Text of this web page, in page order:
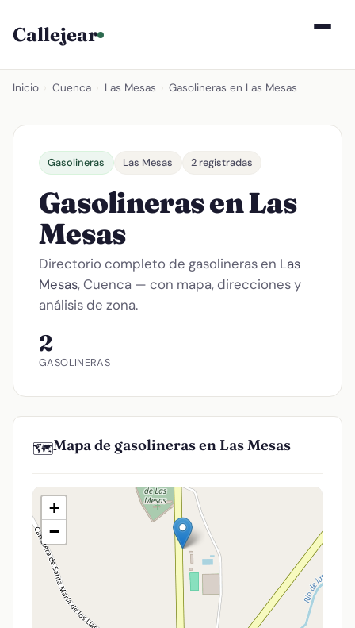
Callejear
Inicio Cuenca Las Mesas Gasolineras en Las Mesas
Gasolineras Las Mesas 2 registradas
Gasolineras en Las
Mesas
Directorio completo de gasolineras en Las
Mesas, Cuenca — con mapa, direcciones y
análisis de zona.
2
GASOLINERAS
🗺️Mapa de gasolineras en Las Mesas
+
−